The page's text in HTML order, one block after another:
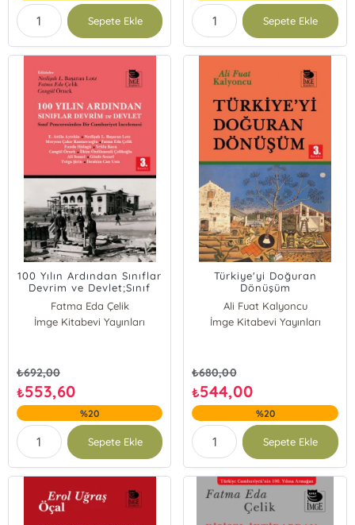
Sepete Ekle Sepete Ekle
100 Yılın Ardından Sınıflar
Devrim ve Devlet;Sınıf
Penceresinden Bir
Cumhuriyet İncelemesi
Fatma Eda Çelik
Cangül Örnek
Meryem Çakır Kantarcıoğlu
Funda Hülagü
Yelda Kaya
İlkim Özdikmenli Çelikoğlu
Ali Somel
Gözde Somel
Tolga Şirin
İbrahim Can Usta
İmge Kitabevi Yayınları
₺692,00
₺553,60
%20
Sepete Ekle
Türkiye'yi Doğuran
Dönüşüm
Ali Fuat Kalyoncu
İmge Kitabevi Yayınları
₺680,00
₺544,00
%20
Sepete Ekle